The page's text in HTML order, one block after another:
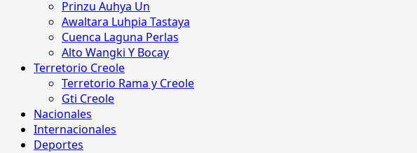
Prinzu Auhya Un
Awaltara Luhpia Tastaya
Cuenca Laguna Perlas
Alto Wangki Y Bocay
Terretorio Creole
Terretorio Rama y Creole
Gti Creole
Nacionales
Internacionales
Deportes